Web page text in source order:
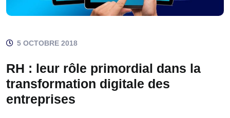
5 OCTOBRE 2018
RH : leur rôle primordial dans la
transformation digitale des
entreprises